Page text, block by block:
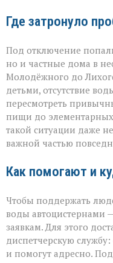
Где затронуло
Под отключение
но и частные дома в
Молодёжного до
детьми, отсутствие
пересмотреть
пищи до
такой ситуации даже
важной частью
Как помогают и
Чтобы поддержать
воды автоцистернами
заявкам. Для этого
диспетчерскую
и помогут адресно.